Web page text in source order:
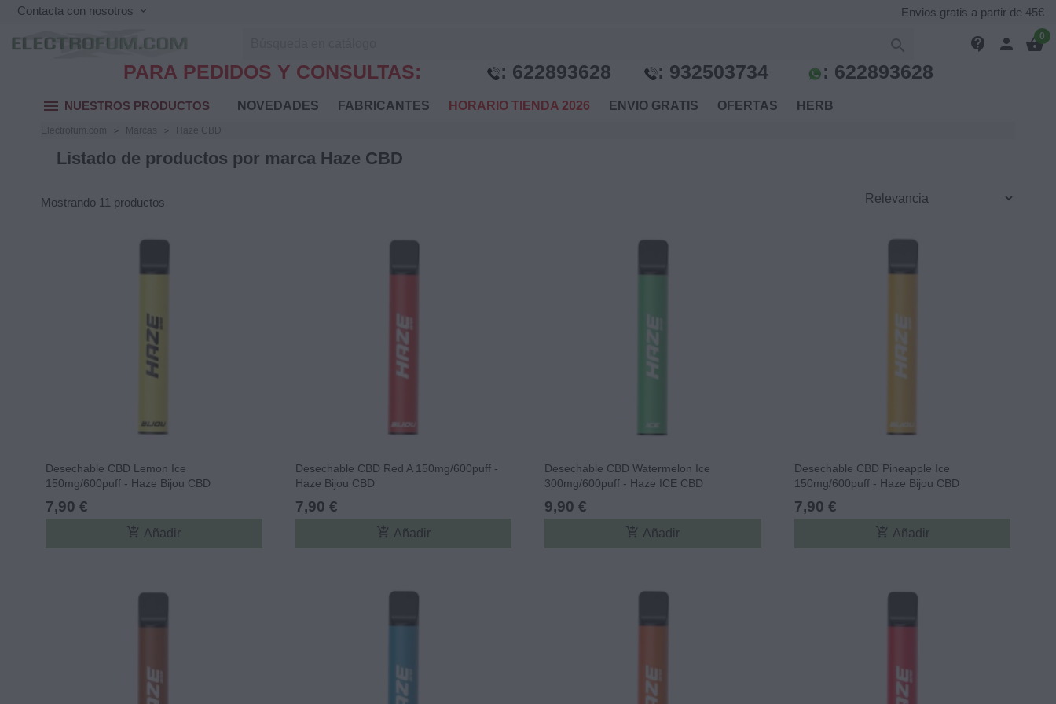
Contacta con nosotros keyboard_arrow_down Envios gratis a partir de 45€
 contact_support person shopping_basket
0
PARA PEDIDOS Y CONSULTAS: : 622893628 : 932503734 : 622893628
menu NUESTROS PRODUCTOS NOVEDADES FABRICANTES HORARIO TIENDA 2026 ENVIO GRATIS OFERTAS HERB
Electrofum.com Marcas Haze CBD
Listado de productos por marca Haze CBD
Mostrando 11 productos
Desechable CBD Lemon Ice
150mg/600puff - Haze Bijou CBD
7,90 €
add_shopping_cart Añadir
Desechable CBD Red A 150mg/600puff -
Haze Bijou CBD
7,90 €
add_shopping_cart Añadir
Desechable CBD Watermelon Ice
300mg/600puff - Haze ICE CBD
9,90 €
add_shopping_cart Añadir
Desechable CBD Pineapple Ice
150mg/600puff - Haze Bijou CBD
7,90 €
add_shopping_cart Añadir